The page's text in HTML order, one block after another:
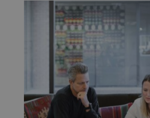
era:
2.380,00€.
es:
595,00€.